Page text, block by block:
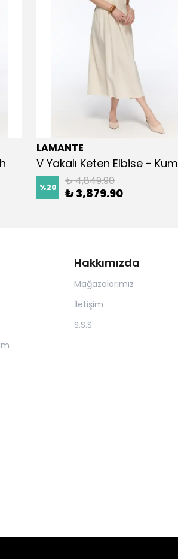
LAMANTE
V Yakalı Keten Elbise - Kum
%20 ₺ 4,849.90
₺ 3,879.90
Hakkımızda
Mağazalarımız
İletişim
S.S.S